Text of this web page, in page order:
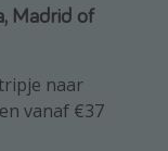
Madrid of
naar
vanaf €37